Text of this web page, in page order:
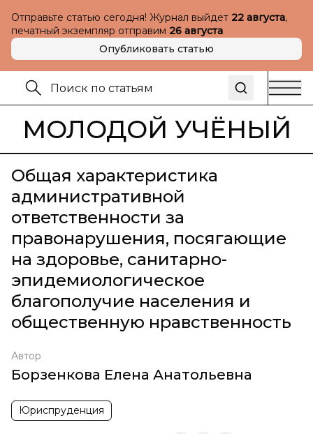
Отправьте статью сегодня! Журнал выйдет 22 августа,
печатный экземпляр отправим 26 августа
Опубликовать статью
МОЛОДОЙ УЧЁНЫЙ
Общая характеристика
административной
ответственности за
правонарушения, посягающие
на здоровье, санитарно-
эпидемиологическое
благополучие населения и
общественную нравственность
Автор
Борзенкова Елена Анатольевна
Юриспруденция